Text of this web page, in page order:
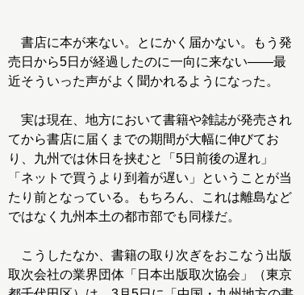
書店に本が来ない。とにかく届かない。もう発
売日から5日が経過したのに一向に来ない――最
近そういった声がよく聞かれるようになった。
実は現在、地方において書籍や雑誌が発売され
てから書店に届くまでの期間が大幅に伸びてお
り、九州では休日を挟むと「5日前後の遅れ」
「ネットで買うより到着が遅い」ということが当
たり前となっている。もちろん、これは離島など
ではなく九州本土の都市部でも同様だ。
こうしたなか、書籍の取り次ぎをおこなう出版
取次会社の業界団体「日本出版取次協会」（東京